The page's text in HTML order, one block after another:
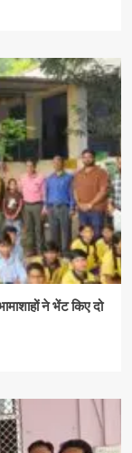
ने भेंट किए दो